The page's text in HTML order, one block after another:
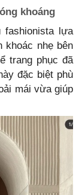
khoáng
lựa
khoác nhẹ bên
trang phục đã
đặc biệt phù
mái vừa giúp